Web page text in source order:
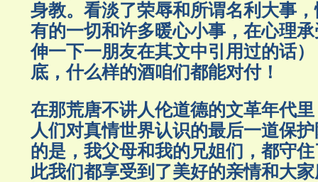
身教。看淡了荣辱和所谓名利大事
有的一切和许多暖心小事，在心理
伸一下一朋友在其文中引用过的话
底，什么样的酒咱们都能对付！
在那荒唐不讲人伦道德的文革年代
人们对真情世界认识的最后一道保
的是，我父母和我的兄姐们，都守
此我们都享受到了美好的亲情和大